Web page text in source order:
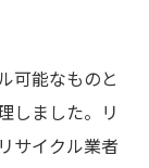
可能なものと
しました。リ
サイクル業者